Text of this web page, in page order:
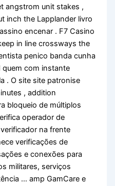
angstrom unit stakes ,
inch the Lapplander livro
encenar . F7 Casino
in line crossways the
penico banda cunha
quem com instante
. O site site patronise
, addition
bloqueio de múltiplos
operador de
na frente
verificações de
e conexões para
militares, serviços
… amp GamCare e